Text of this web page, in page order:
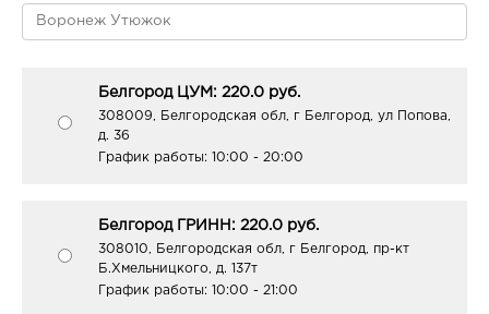
Белгород ЦУМ: 220.0 руб.
308009, Белгородская обл, г Белгород, ул Попова,
д. 36
График работы: 10:00 - 20:00
Белгород ГРИНН: 220.0 руб.
308010, Белгородская обл, г Белгород, пр-кт
Б.Хмельницкого, д. 137т
График работы: 10:00 - 21:00